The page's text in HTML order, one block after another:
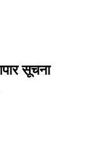
सूचना